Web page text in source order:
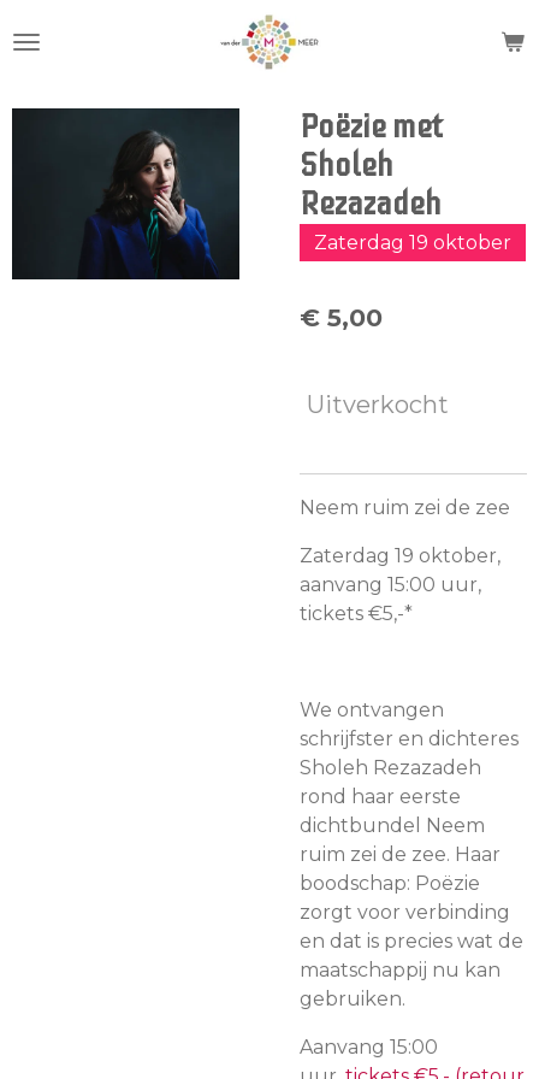
direct
de
hoofdinhoud
Poëzie met
Sholeh
Rezazadeh
Zaterdag 19 oktober
€ 5,00
Uitverkocht
Neem ruim zei de zee
Zaterdag 19 oktober,
aanvang 15:00 uur,
tickets €5,-*
We ontvangen
schrijfster en dichteres
Sholeh Rezazadeh
rond haar eerste
dichtbundel Neem
ruim zei de zee. Haar
boodschap: Poëzie
zorgt voor verbinding
en dat is precies wat de
maatschappij nu kan
gebruiken.
Aanvang 15:00